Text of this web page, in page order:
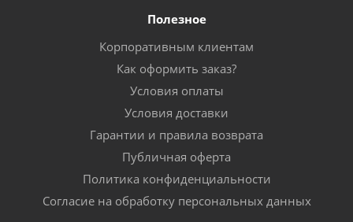
Полезное
Корпоративным клиентам
Как оформить заказ?
Условия оплаты
Условия доставки
Гарантии и правила возврата
Публичная оферта
Политика конфиденциальности
Согласие на обработку персональных данных